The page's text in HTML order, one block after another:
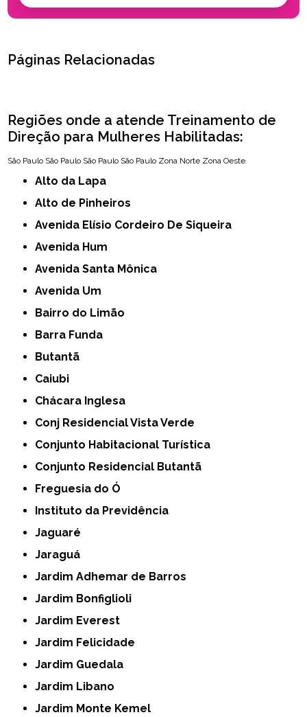
Páginas Relacionadas
Regiões onde a atende Treinamento de
Direção para Mulheres Habilitadas:
São Paulo São Paulo São Paulo São Paulo Zona Norte Zona Oeste
Alto da Lapa
Alto de Pinheiros
Avenida Elísio Cordeiro De Siqueira
Avenida Hum
Avenida Santa Mônica
Avenida Um
Bairro do Limão
Barra Funda
Butantã
Caiubi
Chácara Inglesa
Conj Residencial Vista Verde
Conjunto Habitacional Turística
Conjunto Residencial Butantã
Freguesia do Ó
Instituto da Previdência
Jaguaré
Jaraguá
Jardim Adhemar de Barros
Jardim Bonfiglioli
Jardim Everest
Jardim Felicidade
Jardim Guedala
Jardim Libano
Jardim Monte Kemel